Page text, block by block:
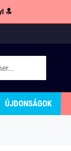
🔝
ÚJDONSÁGOK